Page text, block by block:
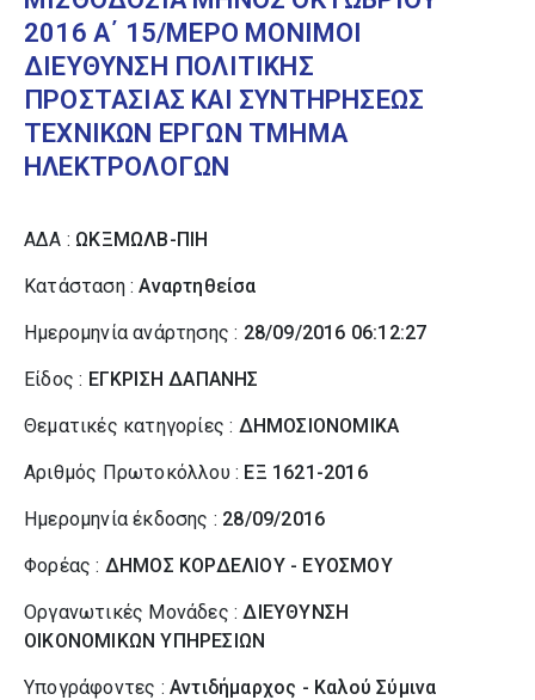
2016 Α΄ 15/ΜΕΡΟ ΜΟΝΙΜΟΙ
ΔΙΕΥΘΥΝΣΗ ΠΟΛΙΤΙΚΗΣ
ΠΡΟΣΤΑΣΙΑΣ ΚΑΙ ΣΥΝΤΗΡΗΣΕΩΣ
ΤΕΧΝΙΚΩΝ ΕΡΓΩΝ ΤΜΗΜΑ
ΗΛΕΚΤΡΟΛΟΓΩΝ
ΑΔΑ : ΩΚΞΜΩΛΒ-ΠΙΗ
Κατάσταση :Αναρτηθείσα
Ημερομηνία ανάρτησης : 28/09/2016 06:12:27
Είδος : ΕΓΚΡΙΣΗ ΔΑΠΑΝΗΣ
Θεματικές κατηγορίες : ΔΗΜΟΣΙΟΝΟΜΙΚΑ
Αριθμός Πρωτοκόλλου : ΕΞ 1621-2016
Ημερομηνία έκδοσης : 28/09/2016
Φορέας : ΔΗΜΟΣ ΚΟΡΔΕΛΙΟΥ - ΕΥΟΣΜΟΥ
Οργανωτικές Μονάδες :ΔΙΕΥΘΥΝΣΗ
ΟΙΚΟΝΟΜΙΚΩΝ ΥΠΗΡΕΣΙΩΝ
Υπογράφοντες : Αντιδήμαρχος - Καλού Σύµινα